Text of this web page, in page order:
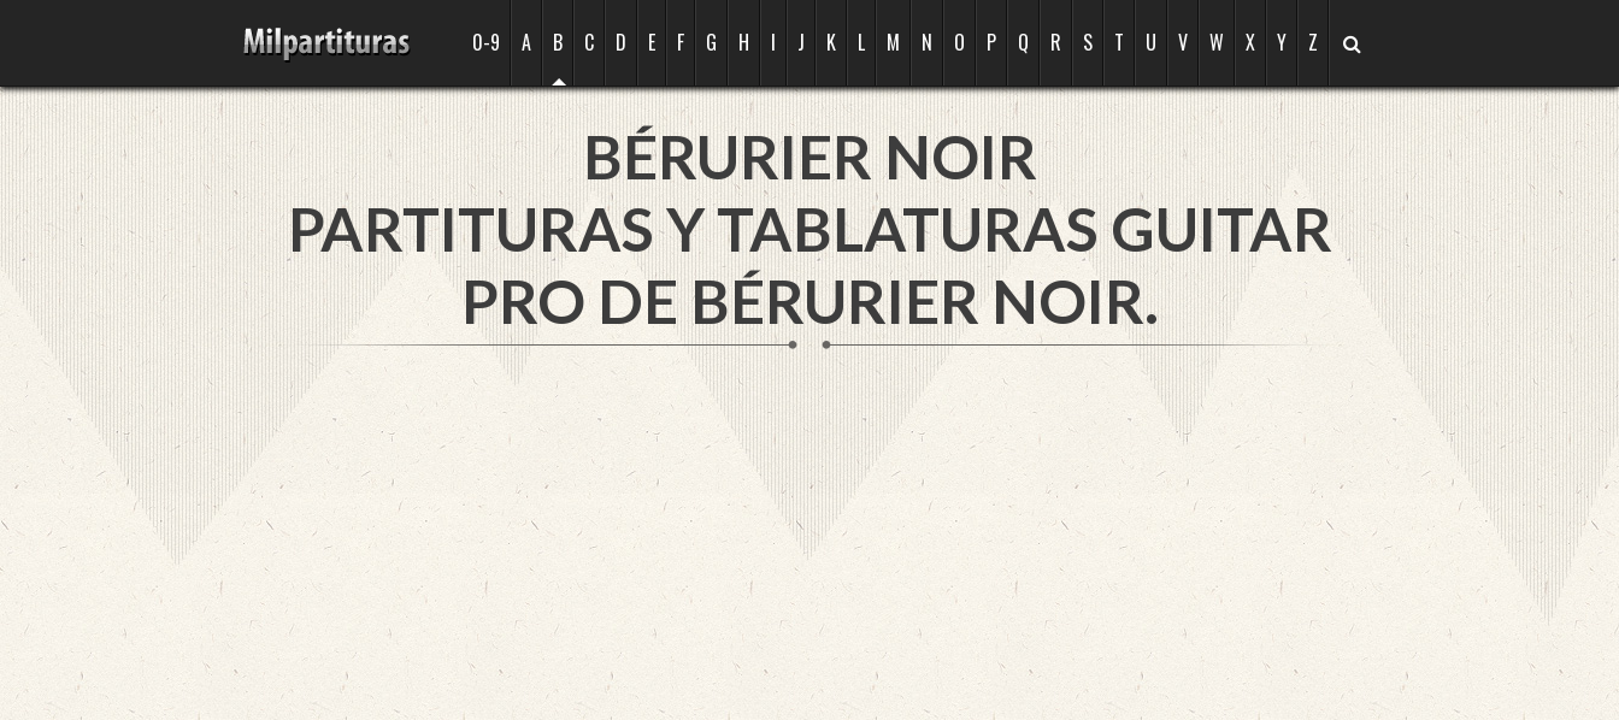
0-9 A B C D E F G H I J K L M N O P Q R S T U V W X Y Z
BÉRURIER NOIR
PARTITURAS Y TABLATURAS GUITAR
PRO DE BÉRURIER NOIR.